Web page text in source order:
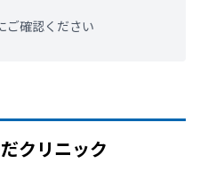
ご確認ください
クリニック